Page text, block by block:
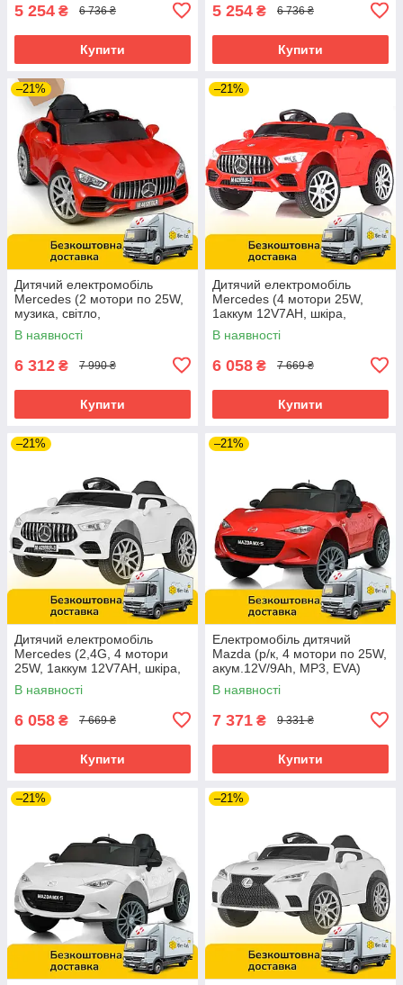
5 254 ₴ 6 736 ₴
Купити
5 254 ₴ 6 736 ₴
Купити
–21%
Дитячий електромобіль
Mercedes (2 мотори по 25W,
музика, світло,
аккум.12V7AH) Bambi M
4612EBLR-3 Червоний
В наявності
6 312 ₴ 7 990 ₴
Купити
–21%
Дитячий електромобіль
Mercedes (4 мотори 25W,
1аккум 12V7AH, шкіра,
музика, світло, EVA) M
4823EBLR-3 Червоний
В наявності
6 058 ₴ 7 669 ₴
Купити
–21%
Дитячий електромобіль
Mercedes (2,4G, 4 мотори
25W, 1аккум 12V7AH, шкіра,
музика, світло, EVA) M
4823EBLR-1 Білий
В наявності
6 058 ₴ 7 669 ₴
Купити
–21%
Електромобіль дитячий
Mazda (р/к, 4 мотори по 25W,
акум.12V/9Ah, MP3, EVA)
Bambi M 5846EBLR-3
Червоний
В наявності
7 371 ₴ 9 331 ₴
Купити
–21% –21%